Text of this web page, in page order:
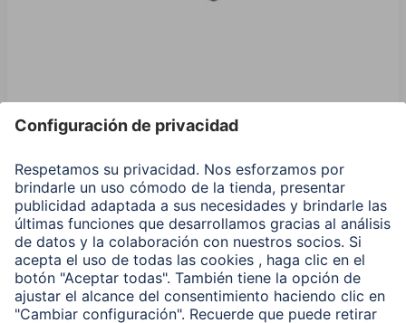
Hama USB Hub / Lector, 5 puertos, 3x USB-A, SD,
00200140
27,99 EUR